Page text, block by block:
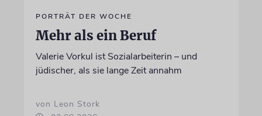
PORTRÄT DER WOCHE
Mehr als ein Beruf
Valerie Vorkul ist Sozialarbeiterin – und
jüdischer, als sie lange Zeit annahm
von Leon Stork